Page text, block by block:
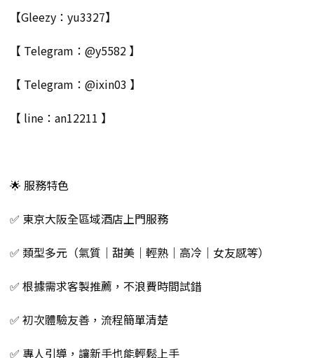
【Gleezy：yu3327】
【 Telegram：@y5582 】
【 Telegram：@ixin03 】
【 line：an12211 】
🌟 服務特色
✅ 東京大阪全區域酒店上門服務
✅ 類型多元（氣質｜甜美｜輕熟｜高冷｜女友感等）
✅ 根據需求客製推薦，不浪費時間試錯
✅ 初次體驗友善，流程簡單清楚
✅ 專人引導，讓新手也能輕鬆上手